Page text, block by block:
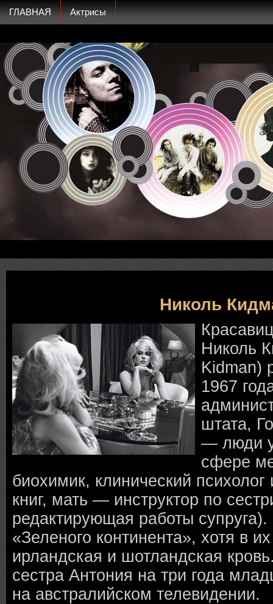
ГЛАВНАЯ Актрисы
Николь
Николь
Kidman)
1967
штата,
— люди
сфере
биохимик, клинический психолог
книг, мать — инструктор по
редактирующая работы
«Зеленого континента», хотя в
ирландская и шотландская
сестра Антония на три года
на австралийском телевидении.